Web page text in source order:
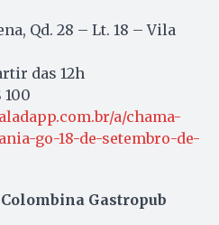
Qd. 28 – Lt. 18 – Vila
das 12h
100
a/chama-
go-18-de-setembro-de-
Gastropub